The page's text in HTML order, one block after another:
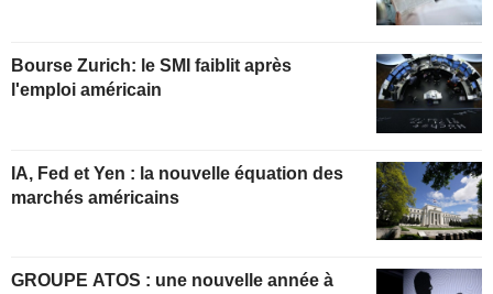
Bourse Zurich: le SMI faiblit après
l'emploi américain
IA, Fed et Yen : la nouvelle équation des
marchés américains
GROUPE ATOS : une nouvelle année à